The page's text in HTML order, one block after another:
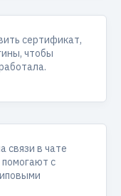
сертификат,
чтобы
связи в чате
помогают с